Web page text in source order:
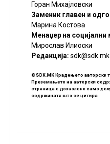
Горан Михајловски
Заменик главен и
Марина Костова
Менаџер на
Мирослав Илиоски
Редакцијa: sdk@sdk.mk
©SDK.MK Крадењето авторски
Преземањето на авторски
страница е дозволено само
содржината што се цитира